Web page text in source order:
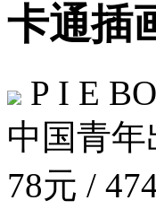
卡通插
P I E
中国青年
78元 /